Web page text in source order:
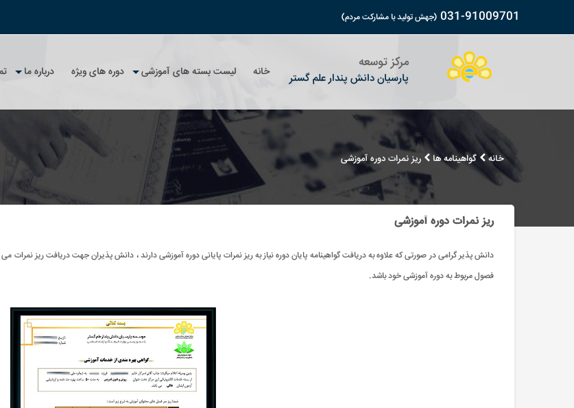
031-91009701 (جهش تولید با مشارکت مردم)
مرکز توسعه
پارسیان دانش پندار علم گستر خانه لیست بسته های آموزشی
ورزشی و ماساژ
جهانگردی و گردشگری
حسابداری
حقوق
کارمندان دولت
مدیریت
شبکه و کامپیوتر
کشاورزی و شیلات
معماری و عمران
مکانیک ، متالورژی ، صنایع
نرم افزارهای کاربردی
جستجوی بسته آموزشی
گواهینامه های ملی
دوره های ویژه درباره ما
معرفی مرکز
بسته های آموزشی
مجوزات
آئین نامه مرکز ، قوانین و مقررات
پارس در رسانه ها
ویدیوهای معرفی مرکز
شرایط پرداخت و استرداد وجه
ثبت شکایات مشتریان
قوانین و مقررات
حریم خصوصی
افتخارات مرکز
پارس در آپارات
آدرس وتلفن های مرکز
فرم انتقادات ، پیشنهادات و گزارش مشکل
پارس در تلگرام
پارس در آپارات
مقالات
ویدیوهای سخنرانی
ویدیوهای آموزشی
ویدیوهای معرفی مرکز
آموزش ویدیویی نصب مالتی مدیا
خانه گواهینامه ها ریز نمرات دوره آموزشی
ریز نمرات دوره آموزشی
دانش پذیر گرامی در صورتی که علاوه به دریافت گواهینامه پایان دوره نیاز به ریز نمرات پایانی دوره آموزشی دارند ، دانش پذیران جهت دریافت ریز
فصول مربوط به دوره آموزشی خود باشد.